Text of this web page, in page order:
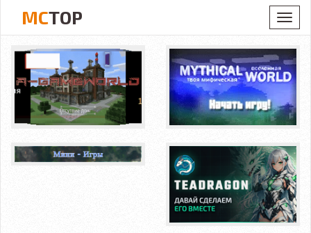
MCTOP